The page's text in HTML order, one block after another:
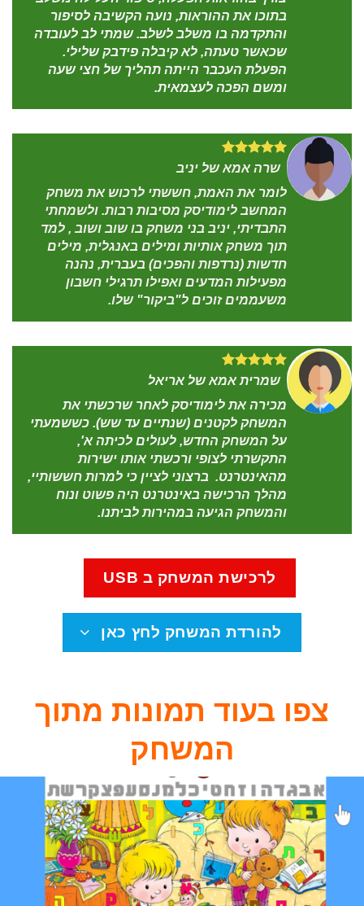
בתוכו את ההוראות, נועה הקשיבה לסיפור
והתקדמה בו משלב לשלב. שמתי לב לעובדה
שכאשר טעתה, לא קיבלה פידבק שלילי.
הפעלת העכבר הייתה תהליך של חצי שעה
ומשם הפכה לעצמאית.
שרה אמא של יניב
לומר את האמת, חששתי לרכוש את משחק
המחשב לימודיסק מסיבות רבות. ולשמחתי
התבדיתי, יניב בני משחק בו שוב ושוב , למד
תוך משחק אותיות ומילים באנגלית, מילים
חדשות (נרדפות והפכים) בעברית, נהנה
מפעילות המדעים ואפילו תרגילי חשבון
משעממים זוכים ל"ביקור" שלו.
שמרית אמא של אריאל
מכירה את לימודיסק לאחר שרכשתי את
המשחק לקטנים (שנתיים עד שש). כששמעתי
על המשחק החדש, לעולים לכיתה א',
התקשרתי לצופי ורכשתי אותו ישירות
מהאינטרנט. ברצוני לציין כי למרות חששותיי,
מהלך הרכישה באינטרנט היה פשוט ונוח
והמשחק הגיעה במהירות לביתנו.
לרכישת המשחק ב USB
להורדת המשחק לחץ כאן
צפו בעוד תמונות מתוך
המשחק